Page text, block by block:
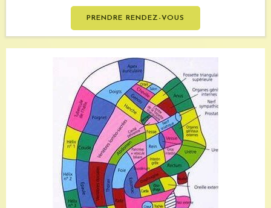
PRENDRE RENDEZ-VOUS